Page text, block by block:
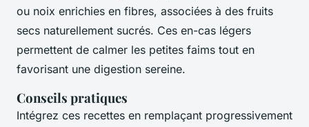
ou noix enrichies en fibres, associées à des fruits
secs naturellement sucrés. Ces en-cas légers
permettent de calmer les petites faims tout en
favorisant une digestion sereine.
Conseils pratiques
Intégrez ces recettes en remplaçant progressivement